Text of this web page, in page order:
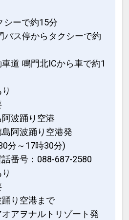
シーで約15分
バス停からタクシーで約
道 鳴門北ICから車で約1
波踊り空港
阿波踊り空港発
分～17時30分)
番号：088-687-2580
り空港まで
アヲナルトリゾート発